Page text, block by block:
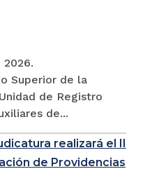
2026.
Superior de la
de Registro
de...
realizará el II
de Providencias